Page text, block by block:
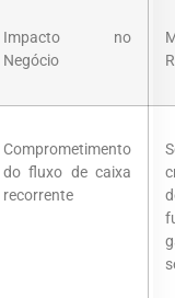
Impacto no
Negócio
Comprometimento
do fluxo de caixa
recorrente